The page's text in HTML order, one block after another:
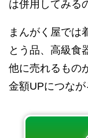
は併用してみる
まんがく屋では
とう品、高級食
他に売れるもの
金額UPにつなが